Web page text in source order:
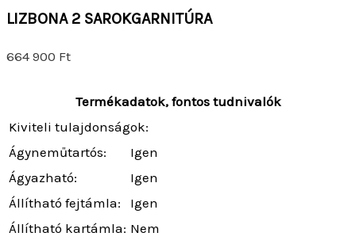
LIZBONA 2 SAROKGARNITÚRA
664 900 Ft
Termékadatok, fontos tudnivalók
Kiviteli tulajdonságok:
Ágyneműtartós:
Igen
Ágyazható:
Igen
Állítható fejtámla:
Igen
Állítható kartámla: Nem